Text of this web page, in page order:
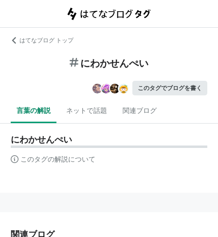
はてなブログ トップ
にわかせんぺい
このタグでブログを書く
言葉の解説 ネットで話題 関連ブログ
にわかせんぺい
このタグの解説について
関連ブログ